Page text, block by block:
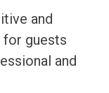
and
guests
and